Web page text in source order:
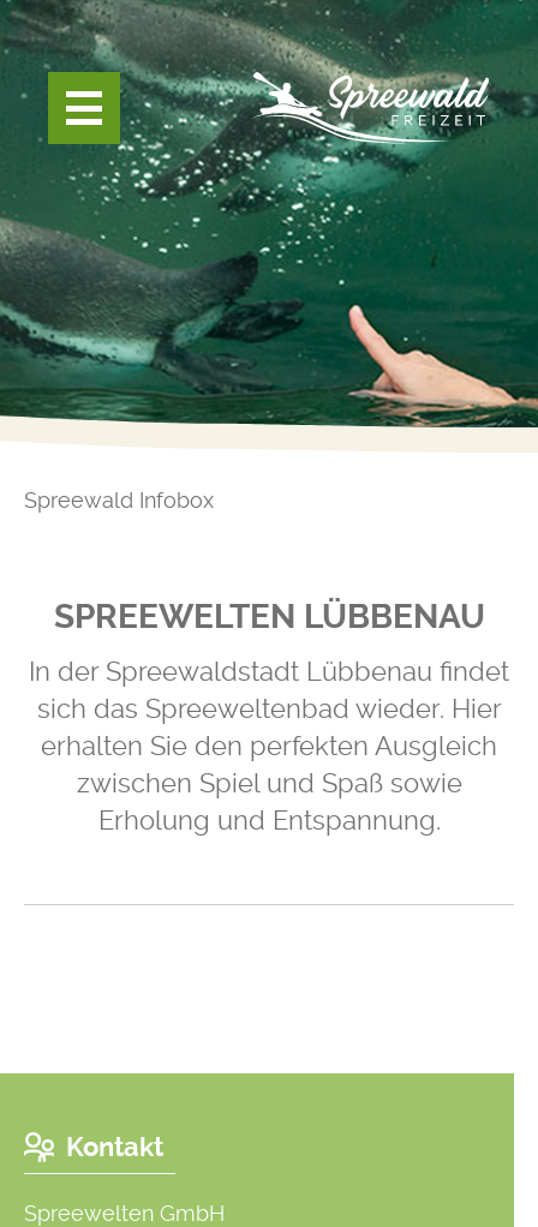
Spreewald Infobox
SPREEWELTEN LÜBBENAU
In der Spreewaldstadt Lübbenau findet
sich das Spreeweltenbad wieder. Hier
erhalten Sie den perfekten Ausgleich
zwischen Spiel und Spaß sowie
Erholung und Entspannung.
Kontakt
Spreewelten GmbH